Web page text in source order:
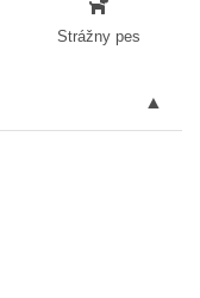
Strážny pes